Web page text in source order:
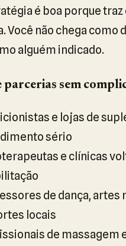
é boa porque
Você não chega como
alguém indicado.
parcerias sem
e lojas de
sério
e clínicas
de dança, artes
locais
de massagem